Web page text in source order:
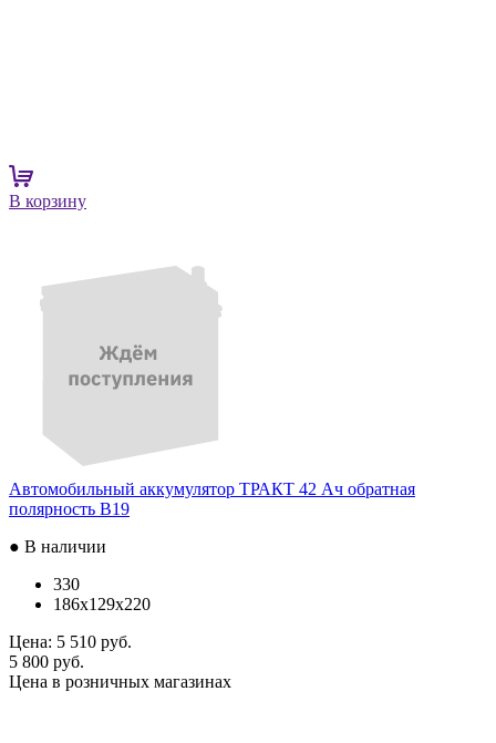
В корзину
Автомобильный аккумулятор ТРАКТ 42 Ач обратная
полярность B19
● В наличии
330
186x129x220
Цена: 5 510 руб.
5 800 руб.
Цена в розничных магазинах